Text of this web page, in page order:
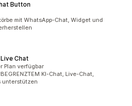
Button
mit WhatsApp-Chat, Widget und
Chat
Plan verfügbar
KI-Chat, Live-Chat,
unterstützen